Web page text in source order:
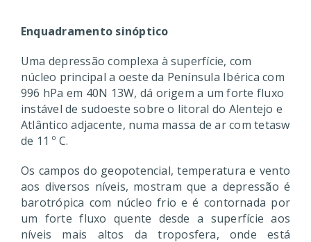
Enquadramento sinóptico
Uma depressão complexa à superfície, com
núcleo principal a oeste da Península Ibérica com
996 hPa em 40N 13W, dá origem a um forte fluxo
instável de sudoeste sobre o litoral do Alentejo e
Atlântico adjacente, numa massa de ar com tetasw
de 11 º C.
Os campos do geopotencial, temperatura e vento
aos diversos níveis, mostram que a depressão é
barotrópica com núcleo frio e é contornada por
um forte fluxo quente desde a superfície aos
níveis mais altos da troposfera, onde está